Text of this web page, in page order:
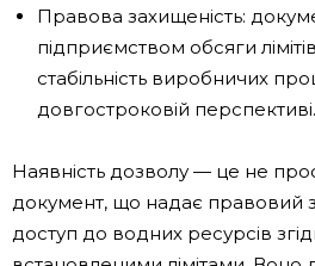
Правова захищеність:
підприємством обсяги
стабільність виробничих
довгостроковій перспективі.
Наявність дозволу — це не
документ, що надає правовий
доступ до водних ресурсів